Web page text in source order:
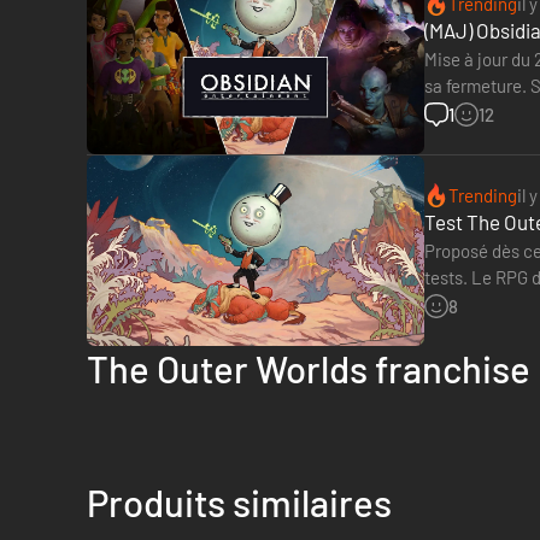
(MAJ)
Mise à jour du
sa fermeture.
de le
1 12
Trendingil
Test The
Proposé dès
tests. Le RPG
Metacritic, la…
8
The Outer Worlds franchise
Produits similaires